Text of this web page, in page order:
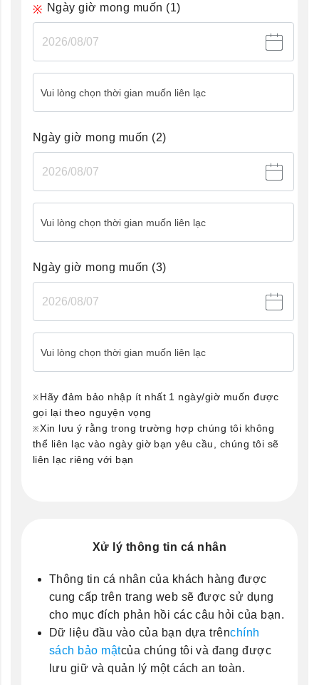
Ngày giờ mong muốn (1)
Vui lòng chọn thời gian muốn liên lạc
Ngày giờ mong muốn (2)
Vui lòng chọn thời gian muốn liên lạc
Ngày giờ mong muốn (3)
Vui lòng chọn thời gian muốn liên lạc
Hãy đảm bảo nhập ít nhất 1 ngày/giờ muốn được
gọi lại theo nguyện vọng
Xin lưu ý rằng trong trường hợp chúng tôi không
thể liên lạc vào ngày giờ bạn yêu cầu, chúng tôi sẽ
liên lạc riêng với bạn
Xử lý thông tin cá nhân
Thông tin cá nhân của khách hàng được
cung cấp trên trang web sẽ được sử dụng
cho mục đích phản hồi các câu hỏi của bạn.
Dữ liệu đầu vào của bạn dựa trênchính
sách bảo mậtcủa chúng tôi và đang được
lưu giữ và quản lý một cách an toàn.